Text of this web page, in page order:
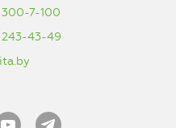
300-7-100
243-43-49